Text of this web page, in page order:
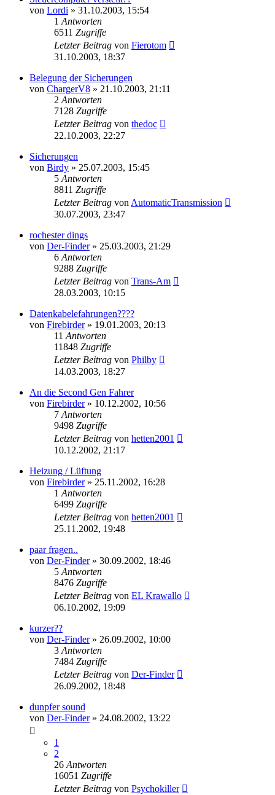
von Lordi » 31.10.2003, 15:54
1 Antworten
6511 Zugriffe
Letzter Beitrag von Fierotom
31.10.2003, 18:37
Belegung der Sicherungen
von ChargerV8 » 21.10.2003, 21:11
2 Antworten
7128 Zugriffe
Letzter Beitrag von thedoc
22.10.2003, 22:27
Sicherungen
von Birdy » 25.07.2003, 15:45
5 Antworten
8811 Zugriffe
Letzter Beitrag von AutomaticTransmission
30.07.2003, 23:47
rochester dings
von Der-Finder» 25.03.2003, 21:29
6 Antworten
9288 Zugriffe
Letzter Beitrag von Trans-Am
28.03.2003, 10:15
Datenkabelefahrungen????
von Firebirder» 19.01.2003, 20:13
11 Antworten
11848 Zugriffe
Letzter Beitrag von Philby
14.03.2003, 18:27
An die Second Gen Fahrer
von Firebirder» 10.12.2002, 10:56
7 Antworten
9498 Zugriffe
Letzter Beitrag von hetten2001
10.12.2002, 21:17
Heizung / Lüftung
von Firebirder» 25.11.2002, 16:28
1 Antworten
6499 Zugriffe
Letzter Beitrag von hetten2001
25.11.2002, 19:48
paar fragen..
von Der-Finder» 30.09.2002, 18:46
5 Antworten
8476 Zugriffe
Letzter Beitrag von EL Krawallo
06.10.2002, 19:09
kurzer??
von Der-Finder» 26.09.2002, 10:00
3 Antworten
7484 Zugriffe
Letzter Beitrag von Der-Finder
26.09.2002, 18:48
dunpfer sound
von Der-Finder» 24.08.2002, 13:22
1
2
26 Antworten
16051 Zugriffe
Letzter Beitrag von Psychokiller